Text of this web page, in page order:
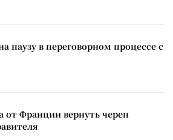
паузу в переговорном процессе с
от Франции вернуть череп